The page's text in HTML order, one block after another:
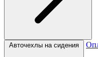
Авточехлы на сидения